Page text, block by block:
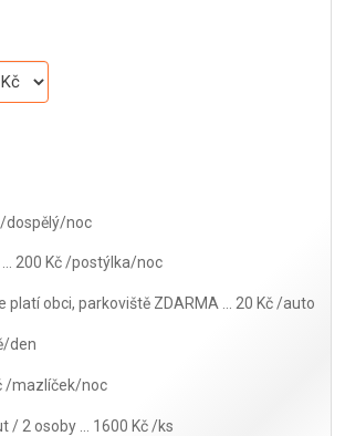
dospělý/noc
200 Kč /postýlka/noc
platí obci, parkoviště ZDARMA … 20 Kč /auto
den
/mazlíček/noc
/ 2 osoby … 1600 Kč /ks